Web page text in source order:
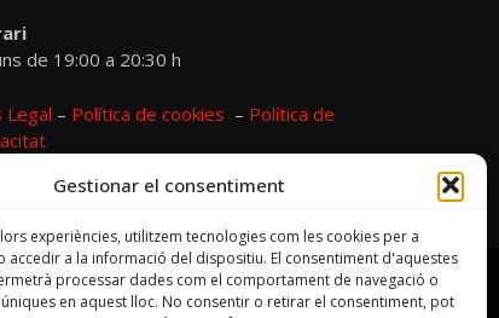
Gestionar el consentiment
experiències, utilitzem tecnologies com les cookies per a
accedir a la informació del dispositiu. El consentiment d'aquestes
processar dades com el comportament de navegació o
en aquest lloc. No consentir o retirar el consentiment, pot
de 19:00 a 20:30 h
Legal – Política de cookies – Política de